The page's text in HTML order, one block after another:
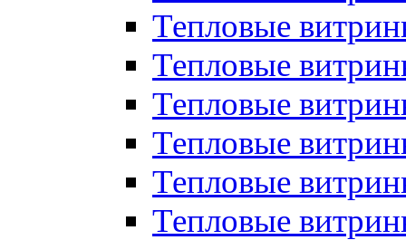
Тепловые
Тепловые
Тепловые
Тепловые
Тепловые
Тепловые